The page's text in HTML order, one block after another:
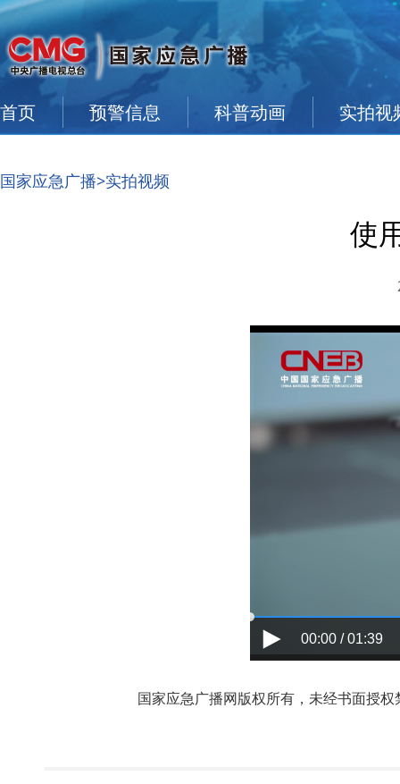
首页 预警信息 科普动画 实拍视
国家应急广播>实拍视频
使
00:00 / 01:39
国家应急广播网版权所有，未经书面授权